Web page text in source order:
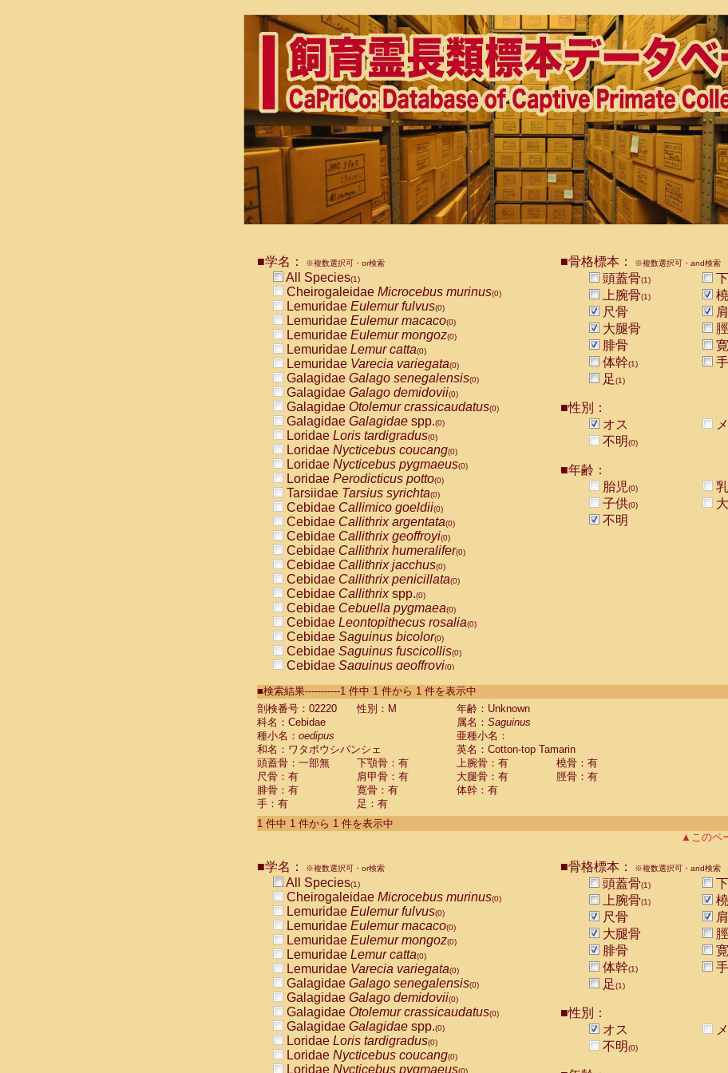
■学名： ※複数選択可・or検索
All Species(1)
Cheirogaleidae Microcebus murinus(0)
Lemuridae Eulemur fulvus(0)
Lemuridae Eulemur macaco(0)
Lemuridae Eulemur mongoz(0)
Lemuridae Lemur catta(0)
Lemuridae Varecia variegata(0)
Galagidae Galago senegalensis(0)
Galagidae Galago demidovii(0)
Galagidae Otolemur crassicaudatus(0)
Galagidae Galagidae spp.(0)
Loridae Loris tardigradus(0)
Loridae Nycticebus coucang(0)
Loridae Nycticebus pygmaeus(0)
Loridae Perodicticus potto(0)
Tarsiidae Tarsius syrichta(0)
Cebidae Callimico goeldii(0)
Cebidae Callithrix argentata(0)
Cebidae Callithrix geoffroyi(0)
Cebidae Callithrix humeralifer(0)
Cebidae Callithrix jacchus(0)
Cebidae Callithrix penicillata(0)
Cebidae Callithrixspp.(0)
Cebidae Cebuella pygmaea(0)
Cebidae Leontopithecus rosalia(0)
Cebidae Saguinus bicolor(0)
Cebidae Saguinus fuscicollis(0)
Cebidae Saguinus geoffroyi(0)
CebidaeSaguinus labiatus(0)
Cebidae Saguinus leucopus (0)
Cebidae
Cebidae
CebidaeSaguinus nigricollis (0)
Cebidae Saguinus oedipus
Cebidae Saguinus weddelli
Cebidae Saguinusspp.
Cebidae Aotus trivirgatus
Cebidae Cebus albifrons
CebidaeCebus nigrivittatus
CebidaeCebus
CebidaeSaimiri boliviensis(0)
CebidaeSaimiri sciureus(0)
AtelidaeAlouatta caraya(0)
AtelidaeAlouatta fusca(0)
AtelidaeAlouatta seniculus
AtelidaeAlouattaspp.(0)
AtelidaeAteles belzebuth(0)
AtelidaeAteles geoffroyi(0)
AtelidaeAteles paniscus(0)
AtelidaeAtelesspp.(0)
Atelidae Lagothrix lagothricha
AtelidaeLagothrix lagothricha cana
PitheciidaeCacajao calvus rubicundus
■骨格標本： ※複数選択可・and検索
頭蓋骨(1)
上腕骨(1)
尺骨
大腿骨
腓骨
体幹(1) 手
足(1)
■性別：
オス
不明(0)
■年齢：
胎児(0)
子供(0)
不明
■検索結果-----------1 件中 1 件から 1 件を表示中
剖検番号：02220
性別：M
年齢：Unknown
科名：Cebidae
属名： Saguinus
種小名： oedipus
亜種小名：
和名：ワタボウシパンシェ
英名：Cotton-top Tamarin
頭蓋骨：一部無
下顎骨：有 上腕骨：有
橈骨：有
尺骨：有
肩甲骨：有 大腿骨：有
脛骨：有
腓骨：有
寛骨：有
体幹：有
手：有
足：有
1 件中 1 件から 1 件を表示中
▲このペ
■学名： ※複数選択可・or検索
All Species(1)
Cheirogaleidae Microcebus murinus(0)
Lemuridae Eulemur fulvus(0)
Lemuridae Eulemur macaco(0)
Lemuridae Eulemur mongoz(0)
Lemuridae Lemur catta(0)
Lemuridae Varecia variegata(0)
Galagidae Galago senegalensis(0)
Galagidae Galago demidovii(0)
Galagidae Otolemur crassicaudatus(0)
Galagidae Galagidae spp.(0)
Loridae Loris tardigradus(0)
Loridae Nycticebus coucang(0)
Loridae Nycticebus pygmaeus(0)
■骨格標本： ※複数選択可・and検索
頭蓋骨(1)
上腕骨(1)
尺骨
大腿骨
腓骨
体幹(1) 手
足(1)
■性別：
オス
不明(0)